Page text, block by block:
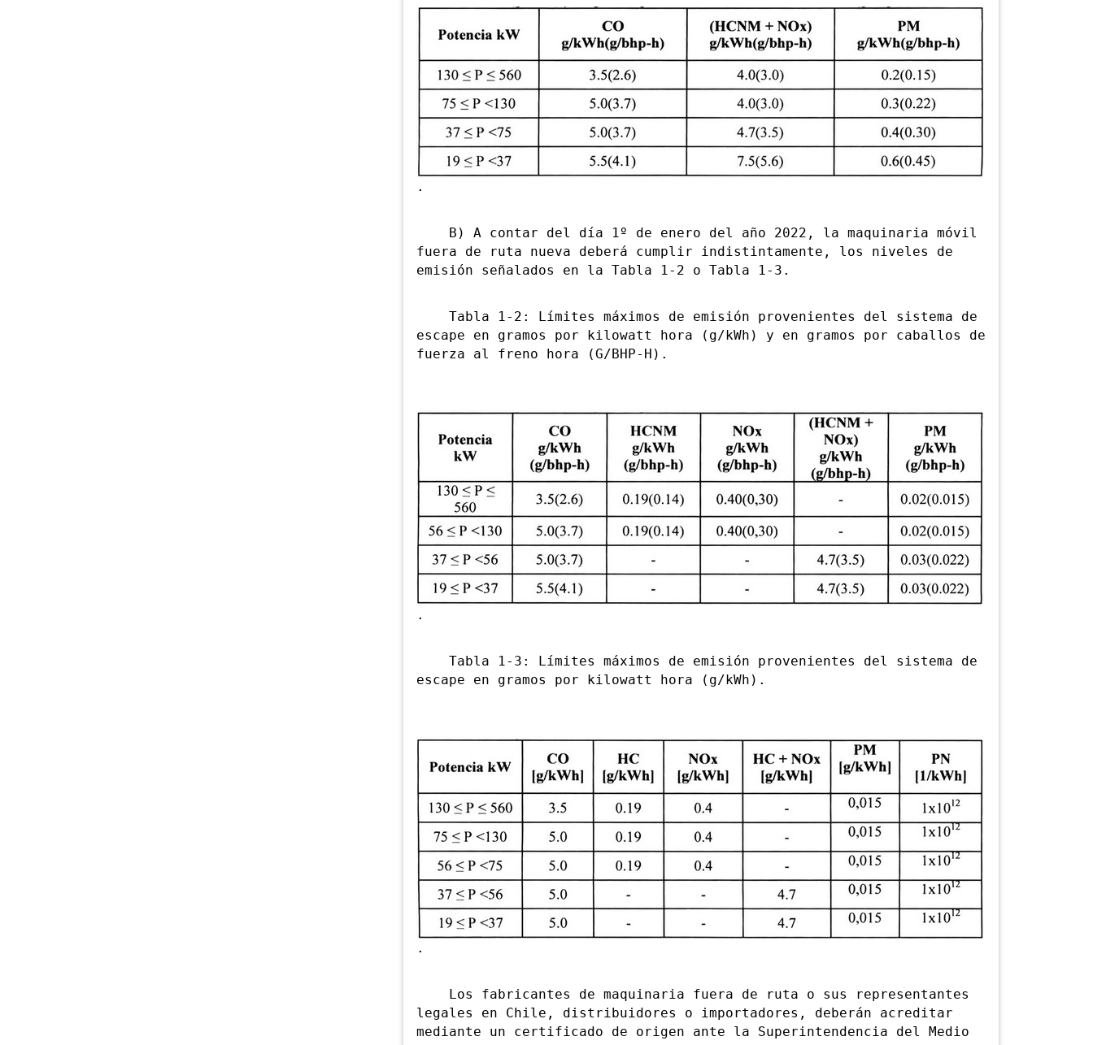
.
B) A contar del día 1º de enero del año 2022, la maquinaria móvil
fuera de ruta nueva deberá cumplir indistintamente, los niveles de
emisión señalados en la Tabla 1-2 o Tabla 1-3.
Tabla 1-2: Límites máximos de emisión provenientes del sistema de
escape en gramos por kilowatt hora (g/kWh) y en gramos por caballos de
fuerza al freno hora (G/BHP-H).
.
Tabla 1-3: Límites máximos de emisión provenientes del sistema de
escape en gramos por kilowatt hora (g/kWh).
.
Los fabricantes de maquinaria fuera de ruta o sus representantes
legales en Chile, distribuidores o importadores, deberán acreditar
mediante un certificado de origen ante la Superintendencia del Medio